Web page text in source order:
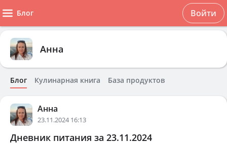
Блог Войти
Анна
Блог Кулинарная книга База продуктов
Анна
23.11.2024 16:13
Дневник питания за 23.11.2024